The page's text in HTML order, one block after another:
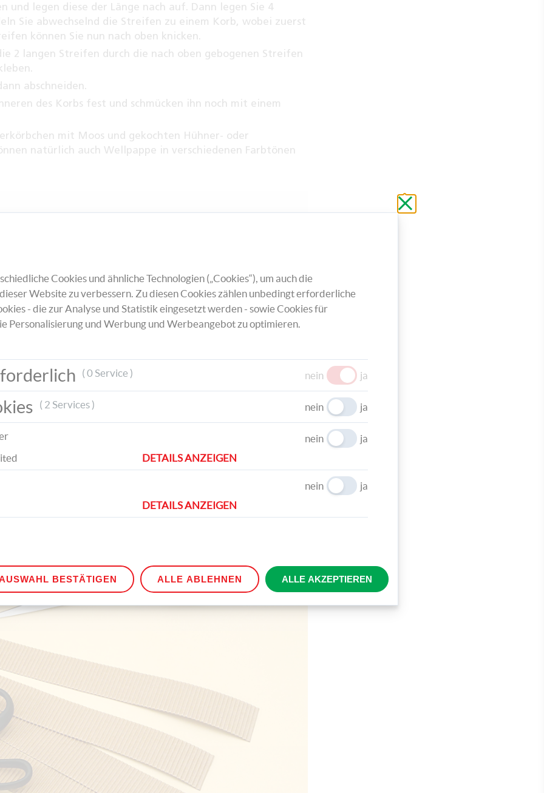
und legen diese der Länge nach auf. Dann legen Sie 4
Sie abwechselnd die Streifen zu einem Korb, wobei zuerst
können Sie nun nach oben knicken.
2 langen Streifen durch die nach oben gebogenen Streifen
abschneiden.
des Korbs fest und schmücken ihn noch mit einem
mit Moos und gekochten Hühner- oder
natürlich auch Wellpappe in verschiedenen Farbtönen
beim Osterfest. Die kleinen, gesprenkelten Eier
gezüchtet werden. Wenn Sie den Farbton der
wollen, lassen Sie die Eier am besten in ihrem
finden Sie bei PAGRO DISKONT!
Schließen
ohne
zu
Cookies und ähnliche Technologien („Cookies“), um auch die
Website zu verbessern. Zu diesen Cookies zählen unbedingt erforderliche
- die zur Analyse und Statistik eingesetzt werden - sowie Cookies für
Personalisierung und Werbung und Werbeangebot zu optimieren.
( 0 Service ) nein ja
( 2 Services ) nein ja
nein
ja
DETAILS ANZEIGEN
nein
ja
DETAILS ANZEIGEN
BESTÄTIGEN ALLE ABLEHNEN ALLE AKZEPTIEREN